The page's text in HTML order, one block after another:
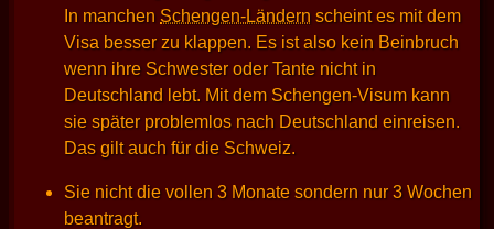
In manchen Schengen-Ländern scheint es mit dem
Visa besser zu klappen. Es ist also kein Beinbruch
wenn ihre Schwester oder Tante nicht in
Deutschland lebt. Mit dem Schengen-Visum kann
sie später problemlos nach Deutschland einreisen.
Das gilt auch für die Schweiz.
Sie nicht die vollen 3 Monate sondern nur 3 Wochen
beantragt.